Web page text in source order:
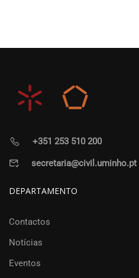
+351 253 510 200
secretaria@civil.uminho.pt
DEPARTAMENTO
Contactos
Notícias
Eventos